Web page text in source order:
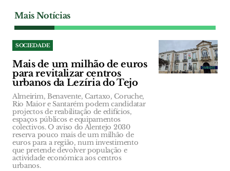
Mais Notícias
SOCIEDADE
Mais de um milhão de euros
para revitalizar centros
urbanos da Lezíria do Tejo
Almeirim, Benavente, Cartaxo, Coruche,
Rio Maior e Santarém podem candidatar
projectos de reabilitação de edifícios,
espaços públicos e equipamentos
colectivos. O aviso do Alentejo 2030
reserva pouco mais de um milhão de
euros para a região, num investimento
que pretende devolver população e
actividade económica aos centros
urbanos.